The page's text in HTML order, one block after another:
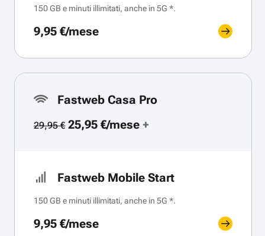
150 GB e minuti illimitati, anche in 5G *.
9,95 €/mese
Fastweb Casa Pro
29,95 €25,95 €/mese+
Fastweb Mobile Start
150 GB e minuti illimitati, anche in 5G *.
9,95 €/mese